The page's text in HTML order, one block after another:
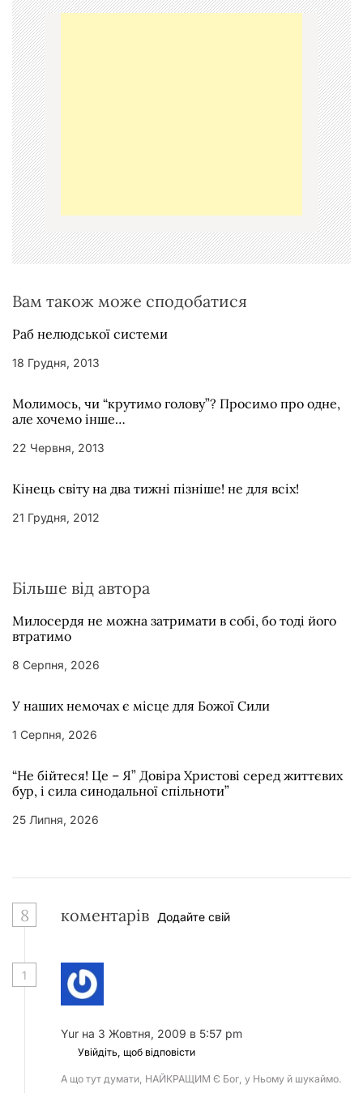
ц
і
я
з
а
п
и
с
і
в
Вам також може сподобатися
Раб нелюдської системи
18 Грудня, 2013
Молимось, чи “крутимо голову”? Просимо про одне,
але хочемо інше…
22 Червня, 2013
Кінець світу на два тижні пізніше! не для всіх!
21 Грудня, 2012
Більше від автора
Милосердя не можна затримати в собі, бо тоді його
втратимо
8 Серпня, 2026
У наших немочах є місце для Божої Сили
1 Серпня, 2026
“Не бійтеся! Це – Я” Довіра Христові серед життєвих
бур, і сила синодальної спільноти”
25 Липня, 2026
8 коментарів Додайте свій
1
Yur на 3 Жовтня, 2009 в 5:57 pm
Увійдіть, щоб відповісти
А що тут думати, НАЙКРАЩИМ Є Бог, у Ньому й шукаймо.